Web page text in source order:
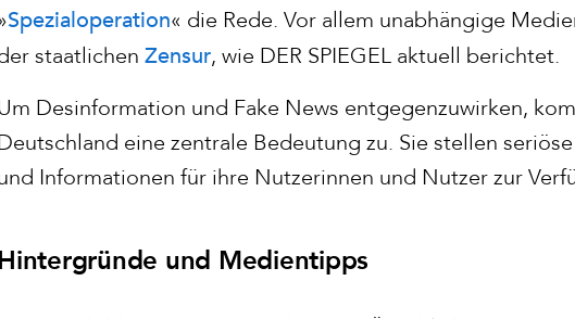
Spezialoperation« die Rede. Vor allem unabhängige
staatlichen Zensur, wie DER SPIEGEL aktuell berichtet.
Desinformation und Fake News entgegenzuwirken,
eine zentrale Bedeutung zu. Sie stellen
Informationen für ihre Nutzerinnen und Nutzer zur
und Medientipps